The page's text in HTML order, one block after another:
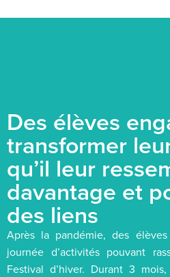
Des élèves
transformer
qu’il leur
davantage et
des liens
Après la pandémie, des
journée d’activités pouvant
Festival d’hiver. Durant 3